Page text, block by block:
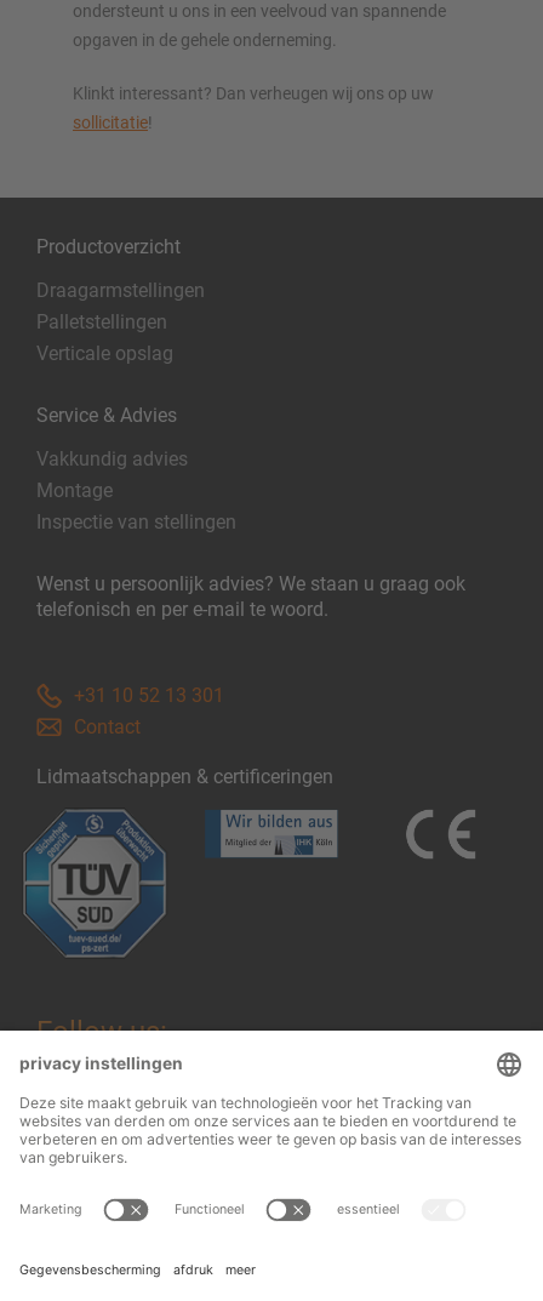
ondersteunt u ons in een veelvoud van spannende
opgaven in de gehele onderneming.
Klinkt interessant? Dan verheugen wij ons op uw
sollicitatie!
Productoverzicht
Draagarmstellingen
Palletstellingen
Verticale opslag
Service & Advies
Vakkundig advies
Montage
Inspectie van stellingen
Wenst u persoonlijk advies? We staan u graag ook
telefonisch en per e-mail te woord.
+31 10 52 13 301
Contact
Lidmaatschappen & certificeringen
Follow us:
Wettelijke informatie